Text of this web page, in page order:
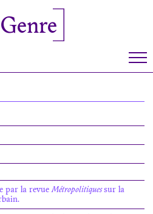
par la revueMétropolitiquessur la